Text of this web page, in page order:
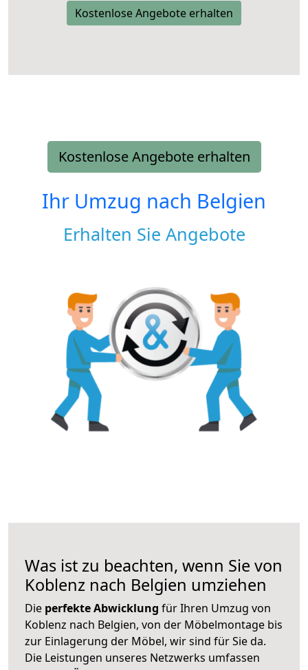
Kostenlose Angebote erhalten
Kostenlose Angebote erhalten
Ihr Umzug nach Belgien
Erhalten Sie Angebote
Was ist zu beachten, wenn Sie von
Koblenz nach Belgien umziehen
Die perfekte Abwicklung für Ihren Umzug von
Koblenz nach Belgien, von der Möbelmontage bis
zur Einlagerung der Möbel, wir sind für Sie da.
Die Leistungen unseres Netzwerks umfassen